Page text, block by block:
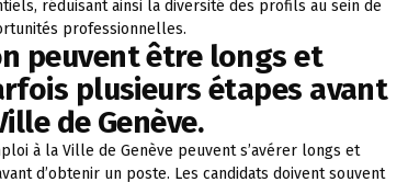
réduisant ainsi la diversité des profils au sein de
professionnelles.
peuvent être longs et
plusieurs étapes avant
de Genève.
à la Ville de Genève peuvent s’avérer longs et
d’obtenir un poste. Les candidats doivent souvent